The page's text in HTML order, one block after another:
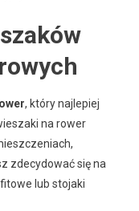
, który najlepiej
na rower
zdecydować się na
lub stojaki